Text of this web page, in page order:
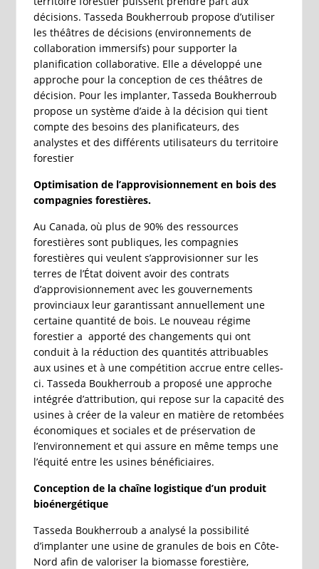
décisions. Tasseda Boukherroub propose d’utiliser
les théâtres de décisions (environnements de
collaboration immersifs) pour supporter la
planification collaborative. Elle a développé une
approche pour la conception de ces théâtres de
décision. Pour les implanter, Tasseda Boukherroub
propose un système d’aide à la décision qui tient
compte des besoins des planificateurs, des
analystes et des différents utilisateurs du territoire
forestier
Optimisation de l’approvisionnement en bois des
compagnies forestières.
Au Canada, où plus de 90% des ressources
forestières sont publiques, les compagnies
forestières qui veulent s’approvisionner sur les
terres de l’État doivent avoir des contrats
d’approvisionnement avec les gouvernements
provinciaux leur garantissant annuellement une
certaine quantité de bois. Le nouveau régime
forestier a apporté des changements qui ont
conduit à la réduction des quantités attribuables
aux usines et à une compétition accrue entre celles-
ci. Tasseda Boukherroub a proposé une approche
intégrée d’attribution, qui repose sur la capacité des
usines à créer de la valeur en matière de retombées
économiques et sociales et de préservation de
l’environnement et qui assure en même temps une
l’équité entre les usines bénéficiaires.
Conception de la chaîne logistique d’un produit
bioénergétique
Tasseda Boukherroub a analysé la possibilité
d’implanter une usine de granules de bois en Côte-
Nord afin de valoriser la biomasse forestière,